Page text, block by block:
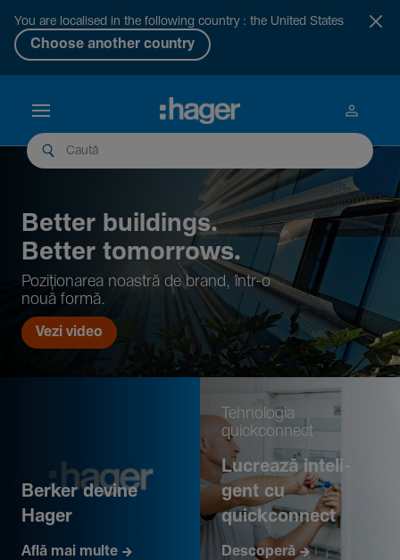
You are localised in the following country : the United States
Choose another country
Better buil­dings.
Better tomor­rows.
Pozi­țio­narea noastră de brand, într-o
nouă formă.
Vezi video
Berker devine
Hager
Află mai multe
Tehno­logia
quickconnect
Lucrează inte­li­
gent cu
quickconnect
Descoperă